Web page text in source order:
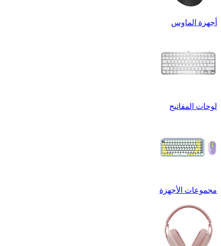
أجهزة الماوس
لوحات المفاتيح
مجموعات الأجهزة